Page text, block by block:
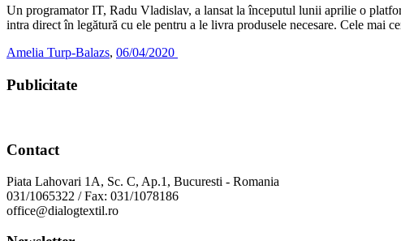
Un programator IT, Radu Vladislav, a lansat la începutul lunii aprilie o
intra direct în legătură cu ele pentru a le livra produsele necesare. Cele mai
Amelia Turp-Balazs, 06/04/2020
Publicitate
Contact
Piata Lahovari 1A, Sc. C, Ap.1, Bucuresti - Romania
031/1065322 / Fax: 031/1078186
office@dialogtextil.ro